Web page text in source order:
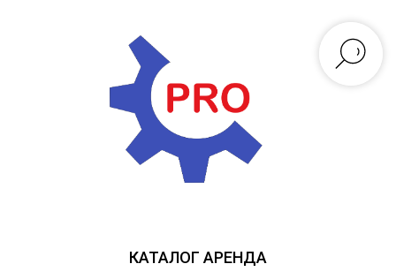
КАТАЛОГ АРЕНДА